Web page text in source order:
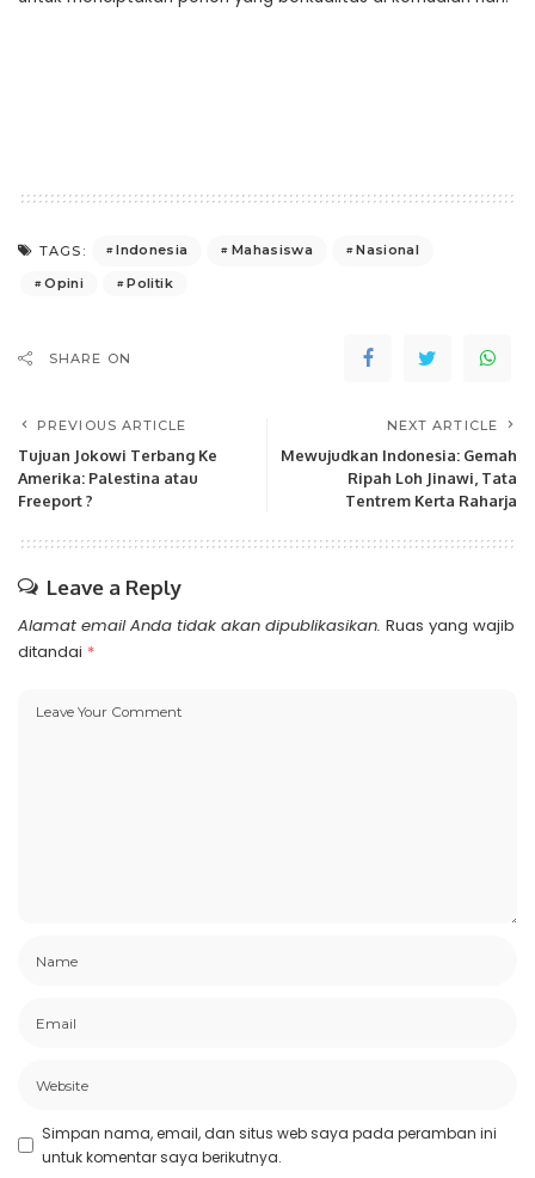
TAGS: Indonesia Mahasiswa
Nasional
Opini
Politik
SHARE ON
PREVIOUS ARTICLE
Tujuan Jokowi Terbang Ke
Amerika: Palestina atau
Freeport ?
NEXT ARTICLE
Mewujudkan Indonesia: Gemah
Ripah Loh Jinawi, Tata
Tentrem Kerta Raharja
Leave a Reply
Alamat email Anda tidak akan dipublikasikan. Ruas yang wajib
ditandai *
Simpan nama, email, dan situs web saya pada peramban ini
untuk komentar saya berikutnya.